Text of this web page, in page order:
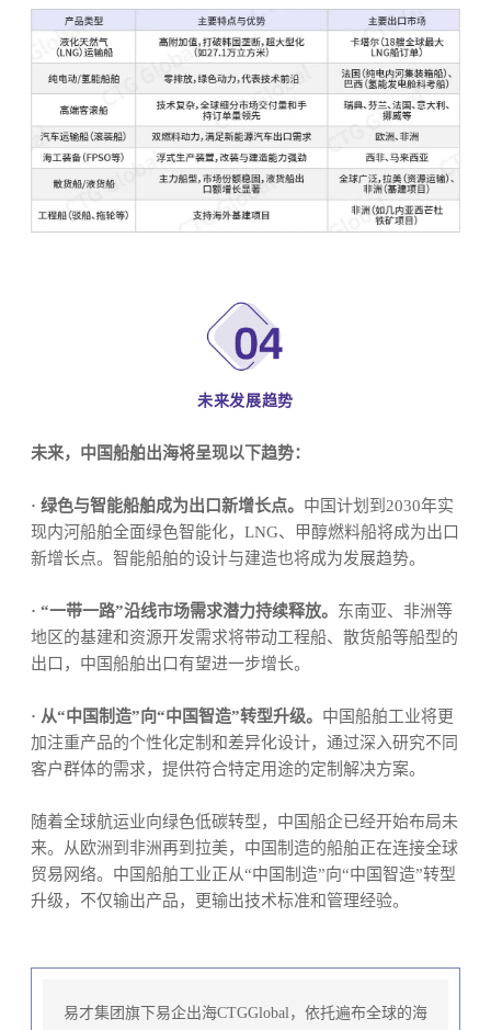
未来发展趋势
未来，中国船舶出海将呈现以下趋势：
· 绿色与智能船舶成为出口新增长点。 中国计划到2030年实
现内河船舶全面绿色智能化，LNG、甲醇燃料船将成为出口
新增长点。智能船舶的设计与建造也将成为发展趋势。
· “一带一路”沿线市场需求潜力持续释放。 东南亚、非洲等
地区的基建和资源开发需求将带动工程船、散货船等船型的
出口，中国船舶出口有望进一步增长。
· 从“中国制造”向“中国智造”转型升级。 中国船舶工业将更
加注重产品的个性化定制和差异化设计，通过深入研究不同
客户群体的需求，提供符合特定用途的定制解决方案。
随着全球航运业向绿色低碳转型，中国船企已经开始布局未
来。从欧洲到非洲再到拉美，中国制造的船舶正在连接全球
贸易网络。中国船舶工业正从“中国制造”向“中国智造”转型
升级，不仅输出产品，更输出技术标准和管理经验。
易才集团旗下易企出海CTGGlobal，依托遍布全球的海